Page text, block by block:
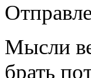
Мысли
брать